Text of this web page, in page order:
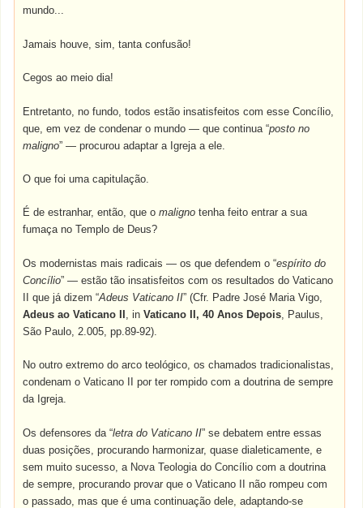
mundo...
Jamais houve, sim, tanta confusão!
Cegos ao meio dia!
Entretanto, no fundo, todos estão insatisfeitos com esse Concílio,
que, em vez de condenar o mundo — que continua “posto no
maligno” — procurou adaptar a Igreja a ele.
O que foi uma capitulação.
É de estranhar, então, que omaligno tenha feito entrar a sua
fumaça no Templo de Deus?
Os modernistas mais radicais — os que defendem o “espírito do
Concílio” — estão tão insatisfeitos com os resultados do Vaticano
II que já dizem “Adeus Vaticano II” (Cfr. Padre José Maria Vigo,
Adeus ao Vaticano II , inVaticano II, 40 Anos Depois, Paulus,
São Paulo, 2.005, pp.89-92).
No outro extremo do arco teológico, os chamados tradicionalistas,
condenam o Vaticano II por ter rompido com a doutrina de sempre
da Igreja.
Os defensores da “letra do Vaticano II” se debatem entre essas
duas posições, procurando harmonizar, quase dialeticamente, e
sem muito sucesso, a Nova Teologia do Concílio com a doutrina
de sempre, procurando provar que o Vaticano II não rompeu com
o passado, mas que é uma continuação dele, adaptando-se